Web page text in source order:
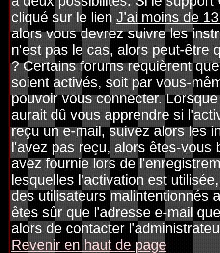
cliqué sur le lienJ'ai moins de
alors vous devrez suivre les
n'est pas le cas, alors peut-être
? Certains forums requièrent
soient activés, soit par vous-
pouvoir vous connecter.
aurait dû vous apprendre si
reçu un e-mail, suivez alors les
l'avez pas reçu, alors êtes-vous
avez fournie lors de
lesquelles l'activation est
des utilisateurs malintentionnés
êtes sûr que l'adresse e-mail
alors de contacter
Revenir en haut de page